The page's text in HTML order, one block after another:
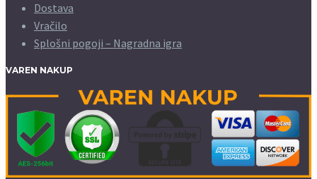
Dostava
Vračilo
Splošni pogoji – Nagradna igra
VAREN NAKUP